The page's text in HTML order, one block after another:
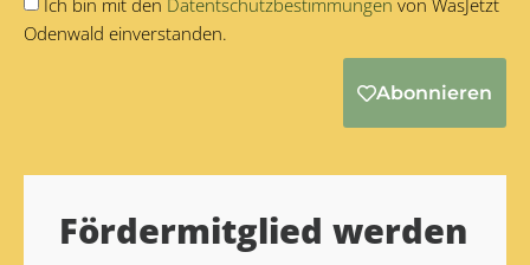
Ich bin mit den Datentschutzbestimmungen von WasJetzt
Odenwald einverstanden.
Abonnieren
Fördermitglied werden